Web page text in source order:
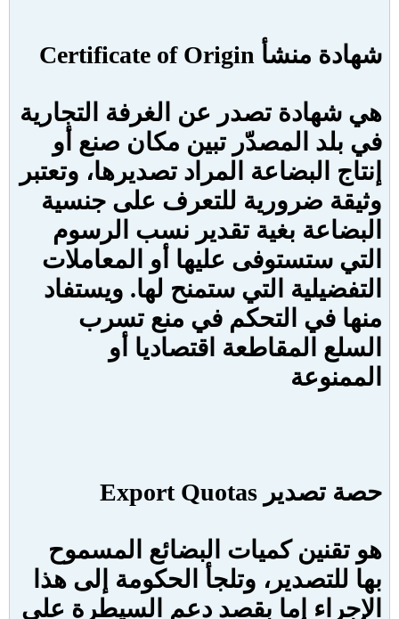
شهادة منشأ Certificate of Origin
هي شهادة تصدر عن الغرفة التجارية
في بلد المصدّر تبين مكان صنع أو
إنتاج البضاعة المراد تصديرها، وتعتبر
وثيقة ضرورية للتعرف على جنسية
البضاعة بغية تقدير نسب الرسوم
التي ستستوفى عليها أو المعاملات
التفضيلية التي ستمنح لها. ويستفاد
منها في التحكم في منع تسرب
السلع المقاطعة اقتصاديا أو
الممنوعة
حصة تصدير Export Quotas
هو تقنين كميات البضائع المسموح
بها للتصدير، وتلجأ الحكومة إلى هذا
الإجراء إما بقصد دعم السيطرة على